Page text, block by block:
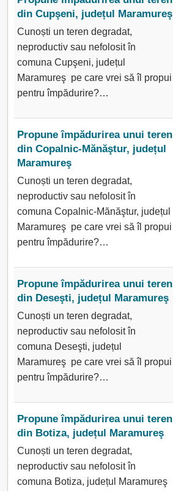
din Cupşeni, județul Maramureş
Cunoști un teren degradat,
neproductiv sau nefolosit în
comuna Cupşeni, județul
Maramureş pe care vrei să îl propui
pentru împădurire?…
Propune împădurirea unui teren
din Copalnic-Mănăştur, județul
Maramureş
Cunoști un teren degradat,
neproductiv sau nefolosit în
comuna Copalnic-Mănăştur, județul
Maramureş pe care vrei să îl propui
pentru împădurire?…
Propune împădurirea unui teren
din Deseşti, județul Maramureş
Cunoști un teren degradat,
neproductiv sau nefolosit în
comuna Deseşti, județul
Maramureş pe care vrei să îl propui
pentru împădurire?…
Propune împădurirea unui teren
din Botiza, județul Maramureş
Cunoști un teren degradat,
neproductiv sau nefolosit în
comuna Botiza, județul Maramureş